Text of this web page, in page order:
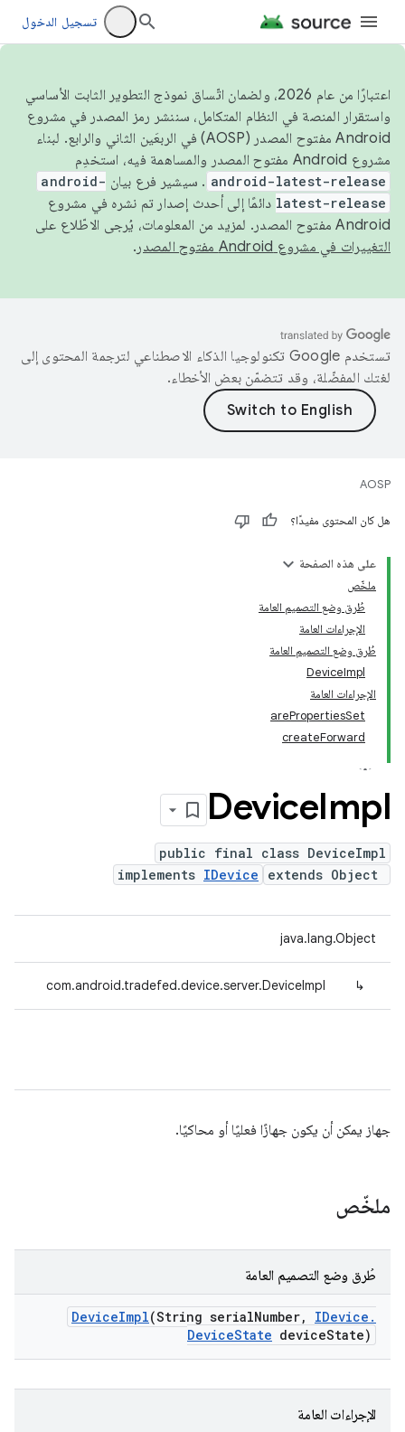
تسجيل الدخول
اعتبارًا من عام 2026، ولضمان اتّساق نموذج التطوير الثابت الأساسي
واستقرار المنصة في النظام المتكامل، سننشر رمز المصدر في مشروع
Android مفتوح المصدر (AOSP) في الربعَين الثاني والرابع. لبناء
مشروع Android مفتوح المصدر والمساهمة فيه، استخدِم
android-latest-release . سيشير فرع بيان android-
latest-release دائمًا إلى أحدث إصدار تم نشره في مشروع
Android مفتوح المصدر. لمزيد من المعلومات، يُرجى الاطّلاع على
التغييرات في مشروع Android مفتوح المصدر
.
تستخدم Google تكنولوجيا الذكاء الاصطناعي لترجمة المحتوى إلى
لغتك المفضّلة، وقد تتضمّن بعض الأخطاء.
AOSP
هل كان المحتوى مفيدًا؟
على هذه الصفحة
ملخّص
طُرق وضع التصميم العامة
الإجراءات العامة
طُرق وضع التصميم العامة
DeviceImpl
الإجراءات العامة
arePropertiesSet
createForward
DeviceImpl
public final class DeviceImpl
extends Object
implements IDevice
java.lang.Object
↳
com.android.tradefed.device.server.DeviceImpl
جهاز يمكن أن يكون جهازًا فعليًا أو محاكيًا.
ملخّص
طُرق وضع التصميم العامة
DeviceImpl(String serialNumber, IDevice .
DeviceState deviceState)
الإجراءات العامة